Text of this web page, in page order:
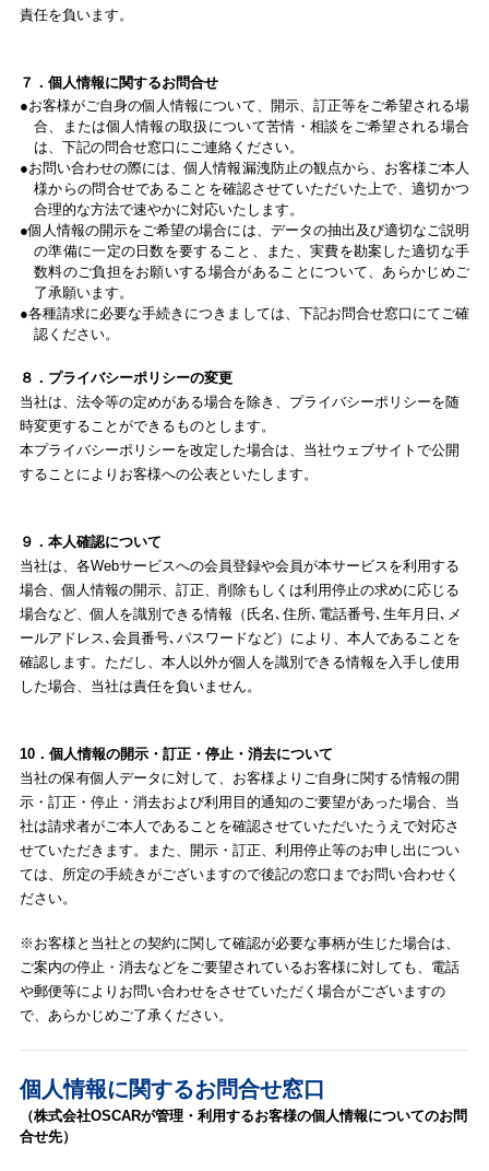
責任を負います。
７．個人情報に関するお問合せ
お客様がご自身の個人情報について、開示、訂正等をご希望される場
合、または個人情報の取扱について苦情・相談をご希望される場合
は、下記の問合せ窓口にご連絡ください。
お問い合わせの際には、個人情報漏洩防止の観点から、お客様ご本人
様からの問合せであることを確認させていただいた上で、適切かつ
合理的な方法で速やかに対応いたします。
個人情報の開示をご希望の場合には、データの抽出及び適切なご説明
の準備に一定の日数を要すること、また、実費を勘案した適切な手
数料のご負担をお願いする場合があることについて、あらかじめご
了承願います。
各種請求に必要な手続きにつきましては、下記お問合せ窓口にてご確
認ください。
８．プライバシーポリシーの変更
当社は、法令等の定めがある場合を除き、プライバシーポリシーを随
時変更することができるものとします。
本プライバシーポリシーを改定した場合は、当社ウェブサイトで公開
することによりお客様への公表といたします。
９．本人確認について
当社は、各Webサービスへの会員登録や会員が本サービスを利用する
場合、個人情報の開示、訂正、削除もしくは利用停止の求めに応じる
場合など、個人を識別できる情報（氏名､住所､電話番号､生年月日､メ
ールアドレス､会員番号､パスワードなど）により、本人であることを
確認します。ただし、本人以外が個人を識別できる情報を入手し使用
した場合、当社は責任を負いません。
10．個人情報の開示・訂正・停止・消去について
当社の保有個人データに対して、お客様よりご自身に関する情報の開
示・訂正・停止・消去および利用目的通知のご要望があった場合、当
社は請求者がご本人であることを確認させていただいたうえで対応さ
せていただきます。また、開示・訂正、利用停止等のお申し出につい
ては、所定の手続きがございますので後記の窓口までお問い合わせく
ださい。
※お客様と当社との契約に関して確認が必要な事柄が生じた場合は、
ご案内の停止・消去などをご要望されているお客様に対しても、電話
や郵便等によりお問い合わせをさせていただく場合がございますの
で、あらかじめご了承ください。
個人情報に関するお問合せ窓口
（株式会社OSCARが管理・利用するお客様の個人情報についてのお問
合せ先）